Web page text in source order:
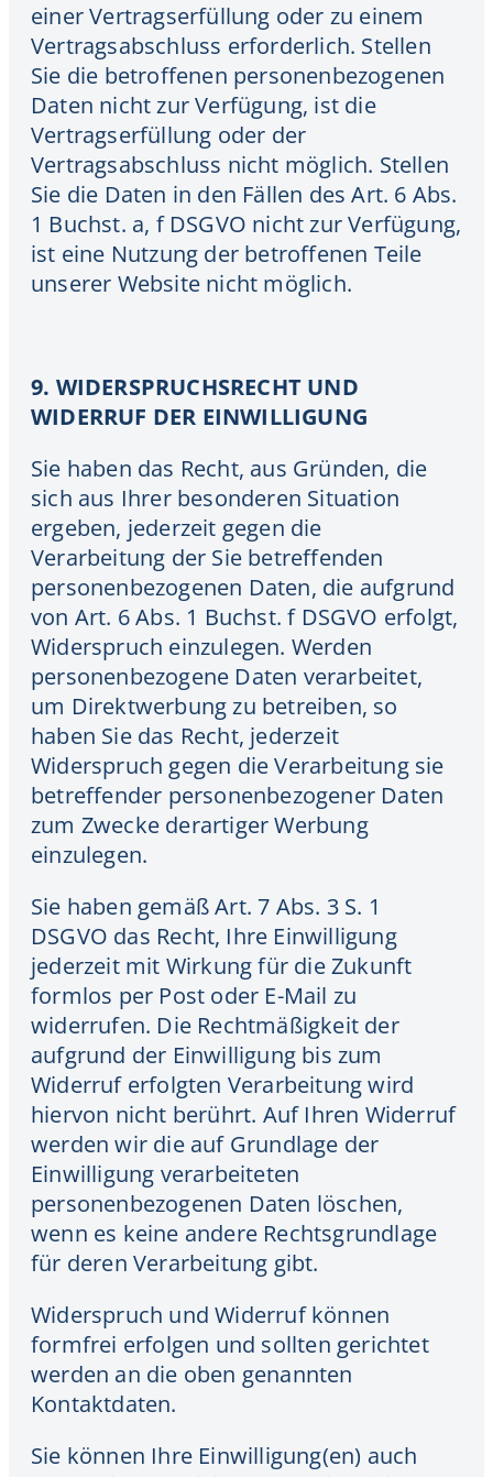
einer Vertragserfüllung oder zu einem
Vertragsabschluss erforderlich. Stellen
Sie die betroffenen personenbezogenen
Daten nicht zur Verfügung, ist die
Vertragserfüllung oder der
Vertragsabschluss nicht möglich. Stellen
Sie die Daten in den Fällen des Art. 6 Abs.
1 Buchst. a, f DSGVO nicht zur Verfügung,
ist eine Nutzung der betroffenen Teile
unserer Website nicht möglich.
9. WIDERSPRUCHSRECHT UND
WIDERRUF DER EINWILLIGUNG
Sie haben das Recht, aus Gründen, die
sich aus Ihrer besonderen Situation
ergeben, jederzeit gegen die
Verarbeitung der Sie betreffenden
personenbezogenen Daten, die aufgrund
von Art. 6 Abs. 1 Buchst. f DSGVO erfolgt,
Widerspruch einzulegen. Werden
personenbezogene Daten verarbeitet,
um Direktwerbung zu betreiben, so
haben Sie das Recht, jederzeit
Widerspruch gegen die Verarbeitung sie
betreffender personenbezogener Daten
zum Zwecke derartiger Werbung
einzulegen.
Sie haben gemäß Art. 7 Abs. 3 S. 1
DSGVO das Recht, Ihre Einwilligung
jederzeit mit Wirkung für die Zukunft
formlos per Post oder E-Mail zu
widerrufen. Die Rechtmäßigkeit der
aufgrund der Einwilligung bis zum
Widerruf erfolgten Verarbeitung wird
hiervon nicht berührt. Auf Ihren Widerruf
werden wir die auf Grundlage der
Einwilligung verarbeiteten
personenbezogenen Daten löschen,
wenn es keine andere Rechtsgrundlage
für deren Verarbeitung gibt.
Widerspruch und Widerruf können
formfrei erfolgen und sollten gerichtet
werden an die oben genannten
Kontaktdaten.
Sie können Ihre Einwilligung(en) auch